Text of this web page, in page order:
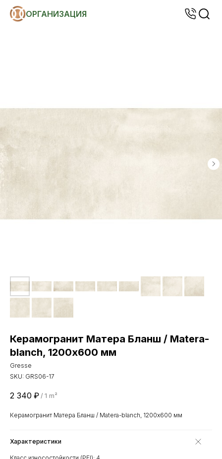
ОРГАНИЗАЦИЯ
Керамогранит Матера Бланш / Matera-
blanch, 1200х600 мм
Gresse
SKU: GRS06-17
2 340 ₽ / 1 m²
Керамогранит Матера Бланш / Matera-blanch, 1200х600 мм
Характеристики